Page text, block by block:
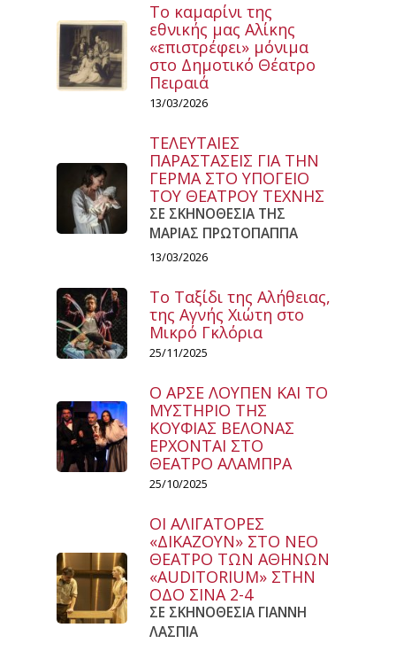
Το καμαρίνι της
εθνικής μας Αλίκης
«επιστρέφει» μόνιμα
στο Δημοτικό Θέατρο
Πειραιά
13/03/2026
ΤΕΛΕΥΤΑΙΕΣ
ΠΑΡΑΣΤΑΣΕΙΣ ΓΙΑ ΤΗΝ
ΓΕΡΜΑ ΣΤΟ ΥΠΟΓΕΙΟ
ΤΟΥ ΘΕΑΤΡΟΥ ΤΕΧΝΗΣ
ΣΕ ΣΚΗΝΟΘΕΣΙΑ ΤΗΣ
ΜΑΡΙΑΣ ΠΡΩΤΟΠΑΠΠΑ
13/03/2026
Το Ταξίδι της Αλήθειας,
της Αγνής Χιώτη στο
Μικρό Γκλόρια
25/11/2025
Ο ΑΡΣΕ ΛΟΥΠΕΝ ΚΑΙ ΤΟ
ΜΥΣΤΗΡΙΟ ΤΗΣ
ΚΟΥΦΙΑΣ ΒΕΛΟΝΑΣ
ΕΡΧΟΝΤΑΙ ΣΤΟ
ΘΕΑΤΡΟ ΑΛΑΜΠΡΑ
25/10/2025
ΟΙ ΑΛΙΓΑΤΟΡΕΣ
«ΔΙΚΑΖΟΥΝ» ΣΤΟ ΝΕΟ
ΘΕΑΤΡΟ ΤΩΝ ΑΘΗΝΩΝ
«AUDITORIUM» ΣΤΗΝ
ΟΔΟ ΣΙΝΑ 2-4
ΣΕ ΣΚΗΝΟΘΕΣΙΑ ΓΙΑΝΝΗ
ΛΑΣΠΙΑ